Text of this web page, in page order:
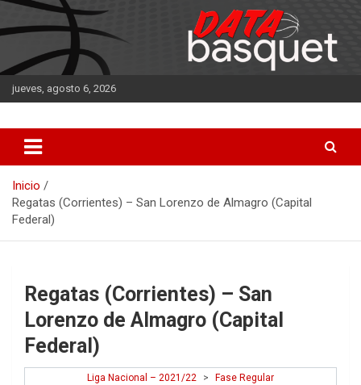
Saltar
al
contenido
jueves, agosto 6, 2026
DATA Basquet
Inicio
Regatas (Corrientes) – San Lorenzo de Almagro (Capital
Federal)
Regatas (Corrientes) – San
Lorenzo de Almagro (Capital
Federal)
Liga Nacional – 2021/22 > Fase Regular